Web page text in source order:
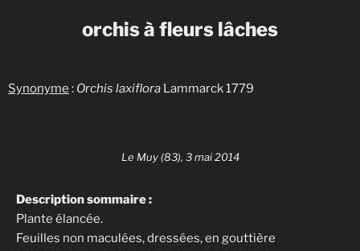
orchis à fleurs lâches
Synonyme : Orchis laxiflora Lammarck 1779
Le Muy (83), 3 mai 2014
Description sommaire :
Plante élancée.
Feuilles non maculées, dressées, en gouttière